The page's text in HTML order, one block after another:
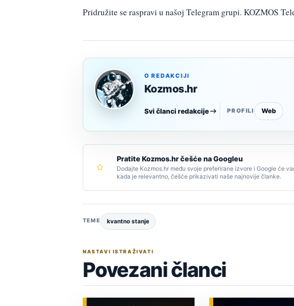
Pridružite se raspravi u našoj Telegram grupi. KOZMOS
O REDAKCIJI
Kozmos.hr
Svi članci redakcije PROFILI Web
Pratite Kozmos.hr češće na Googleu
Dodajte Kozmos.hr među svoje preferirane izvore i Google će
kada je relevantno, češće prikazivati naše najnovije članke.
TEME kvantno stanje
NASTAVI ISTRAŽIVATI
Povezani članci